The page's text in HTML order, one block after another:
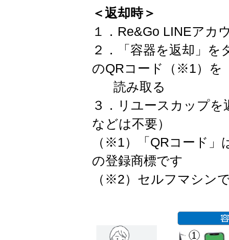
＜返却時＞
１．Re&Go LINEアカ
２．「容器を返却」を
のQRコード（※1）を
読み取る
３．リユースカップ
などは不要）
（※1）「QRコード」
の登録商標です
（※2）セルフマシン